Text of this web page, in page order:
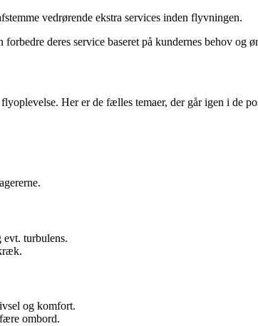
vedrørende ekstra services inden flyvningen.
deres service baseret på kundernes behov og
Her er de fælles temaer, der går igen i de
turbulens.
og komfort.
ombord.